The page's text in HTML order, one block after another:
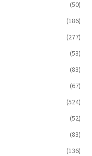
(50)
(186)
(277)
(53)
(83)
(67)
(524)
(52)
(83)
(136)